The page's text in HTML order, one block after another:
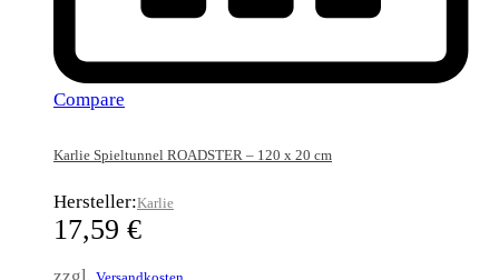
Compare
Karlie Spieltunnel ROADSTER – 120 x 20 cm
Hersteller:Karlie
17,59 €